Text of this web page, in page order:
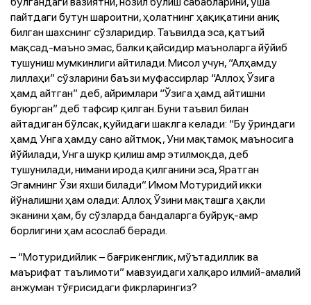
пайтдаги бутун шароитни, ҳолатнинг ҳақиқатини аниқ
билган шахснинг сўзларидир. Таъвилда эса, қатъий
мақсад-маъно эмас, балки қайсидир маъноларга йўйиб
тушуниш мумкинлиги айтилади. Мисол учун, “Алҳамду
лиллаҳи” сўзларини баъзи муфассирлар “Аллоҳ Ўзига
ҳамд айтган” деб, айримлари “Ўзига ҳамд айтишни
буюрган” деб тафсир қилган. Буни таъвил билан
айтадиган бўлсак, қуйидаги шаклга келади: “Бу ўриндаги
ҳамд Унга ҳамду сано айтмоқ, Уни мақтамоқ маъносига
йўйилади, Унга шукр қилиш амр этилмоқда, деб
тушунилади, нимани ирода қилганини эса, Яратган
Эгамнинг Ўзи яхши билади”. Имом Мотуридий икки
йўналишни ҳам олади: Аллоҳ Ўзини мақташга ҳақли
эканини ҳам, бу сўзларда бандаларга буйруқ-амр
борлигини ҳам асослаб беради.
– “Мотуридийлик – бағрикенглик, мўътадиллик ва
маърифат таълимоти” мавзуидаги халқаро илмий-амалий
анжуман тўғрисидаги фикрларингиз?